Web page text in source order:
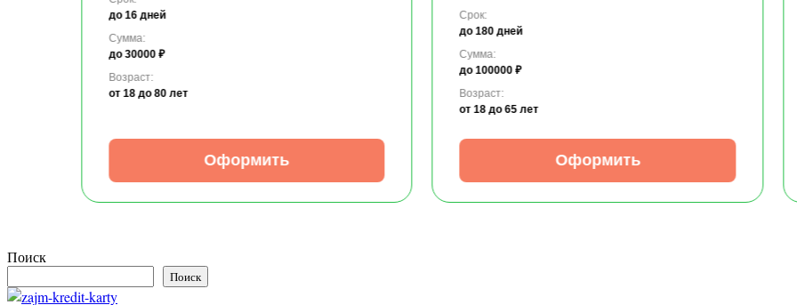
до 16 дней
Сумма:
до 30000 ₽
Возраст:
от 18 до 80 лет
Оформить
Срок:
до 180 дней
Сумма:
до 100000 ₽
Возраст:
от 18 до 65 лет
Оформить
Поиск
Поиск